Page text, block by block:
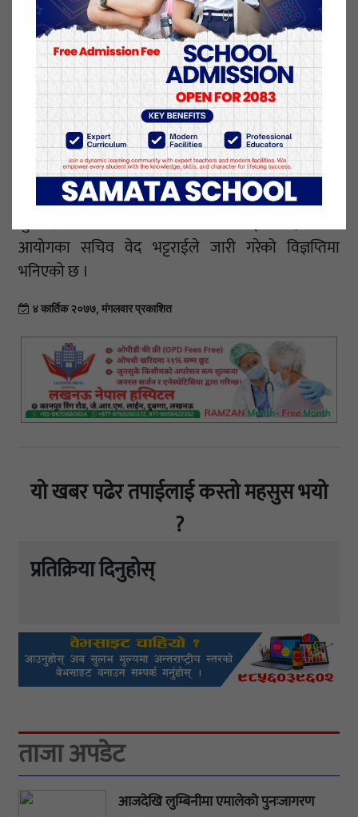
राज्यबाट आधारभूत स्वास्थ्थ्य सेवा निःशुल्क प्राप्त गर्ने हक
दिएको र जानस्वास्थ सेवा ऐन, २०७५ को दफा २ ९ख० मा
सरुवा रोगको उपचार सम्बन्धी आधारभूत सेवा निशुल्क रुपमा
प्राप्त हुने व्यवस्था रहेको आयोगले स्मरण गराएको छ ।
‘अतः यस जटिल परिस्थितिमा कोभिड–१९ बाट संक्रमित
बिरामीहरुको निशुल्क स्वास्थ्य उपचारको व्यवस्था गर्न र
कोभिड–१९ बाट मृत्यु भएकाहरुको शव व्यवस्थापन गरी
नागरिकको संविधानप्रदत्त स्वास्थ्य सम्बन्धी हकको
सुनिश्चितता गर्न आयोग नेपाल सरकारलाई आग्रह गर्दछ’
आयोगका सचिव वेद भट्टराईले जारी गरेको विज्ञप्तिमा
भनिएको छ ।
४ कार्तिक २०७७, मंगलवार प्रकाशित
यो खबर पढेर तपाईलाई कस्तो महसुस भयो
?
प्रतिक्रिया दिनुहोस्
ताजा अपडेट
आजदेखि लुम्बिनीमा एमालेको पुनःजागरण